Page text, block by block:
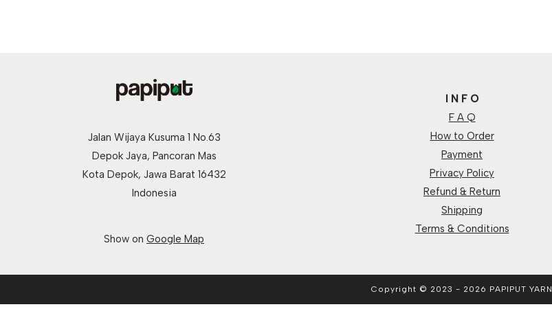
Jalan Wijaya Kusuma 1 No.63
Depok Jaya, Pancoran Mas
Kota Depok, Jawa Barat 16432
Indonesia
Show on Google Map
I N F O
F A Q
How to Order
Payment
Privacy Policy
Refund & Return
Shipping
Terms & Conditions
Copyright © 2023 - 2026 PAPIPUT YARN